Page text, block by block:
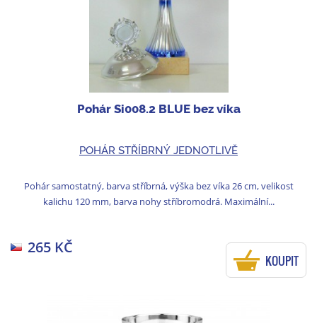
Pohár Si008.2 BLUE bez víka
POHÁR STŘÍBRNÝ JEDNOTLIVĚ
Pohár samostatný, barva stříbrná, výška bez víka 26 cm, velikost
kalichu 120 mm, barva nohy stříbromodrá. Maximální...
265 KČ
KOUPIT